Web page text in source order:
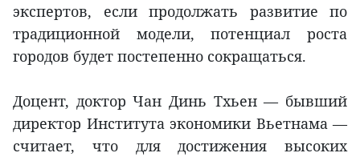
экспертов, если продолжать развитие по
традиционной модели, потенциал роста
городов будет постепенно сокращаться.
Доцент, доктор Чан Динь Тхьен — бывший
директор Института экономики Вьетнама —
считает, что для достижения высоких